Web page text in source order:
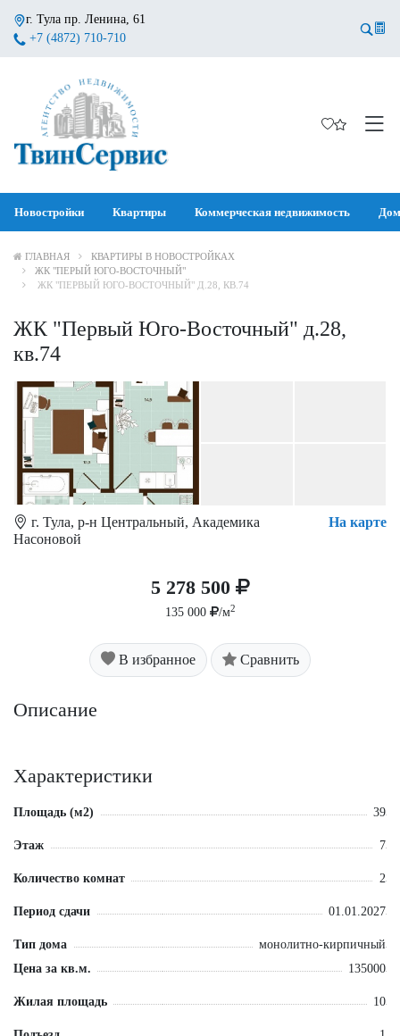
г. Тула пр. Ленина, 61
+7 (4872) 710-710
Новостройки Квартиры Коммерческая недвижимость
ГЛАВНАЯ
КВАРТИРЫ В НОВОСТРОЙКАХ
ЖК "ПЕРЫЙ ЮГО-ВОСТОЧНЫЙ"
ЖК "ПЕРВЫЙ ЮГО-ВОСТОЧНЫЙ" Д.28, КВ.74
ЖК "Первый Юго-Восточный" д.28,
кв.74
г. Тула, р-н Центральный, Академика
Насоновой
На карте
5 278 500
135 000 /м2
В избранное Сравнить
Описание
Характеристики
Площадь (м2) 39
Этаж 7
Количество комнат 2
Период сдачи 01.01.2027
Тип дома
монолитно-кирпичный
Цена за кв.м.
135000
Жилая площадь 10